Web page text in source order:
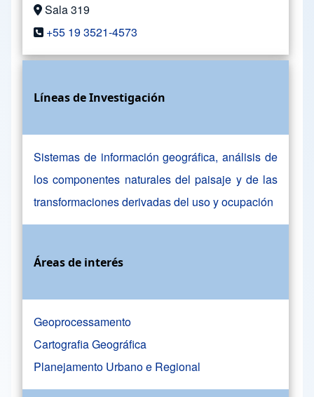
Sala 319
+55 19 3521-4573
Líneas de Investigación
Sistemas de información geográfica, análisis de
los componentes naturales del paisaje y de las
transformaciones derivadas del uso y ocupación
Áreas de interés
Geoprocessamento
Cartografia Geográfica
Planejamento Urbano e Regional